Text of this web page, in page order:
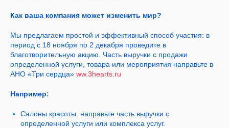
Как ваша компания может изменить мир?
Мы предлагаем простой и эффективный способ участия: в
период с 18 ноября по 2 декабря проведите в
благотворительную акцию. Часть выручки с продажи
определенной услуги, товара или мероприятия направьте в
АНО «Три сердца» ww.3hearts.ru
Например:
Салоны красоты: направьте часть выручки с
определенной услуги или комплекса услуг.